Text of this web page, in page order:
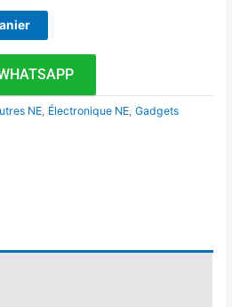
NE Électronique NE ,Gadgets